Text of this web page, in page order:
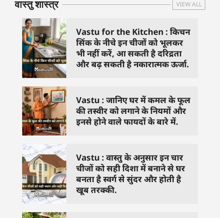
वास्तु शास्त्र VIEW ALL
Vastu for the Kitchen : किचन
सिंक के नीचे इन चीजों को भूलकर
भी नहीं करें, आ सकती है दरिद्रता
और बढ़ सकती है नकारात्मक ऊर्जा.
Vastu : जानिए घर में कमल के फूल
की तस्वीर को लगाने के नियमों और
इनसे होने वाले फायदों के बारे में.
Vastu : वास्तु के अनुसार इन चार
चीजों को सही दिशा में बनाने से घर
बनता है स्वर्ग से सुंदर और होती है
खूब तरक्की.